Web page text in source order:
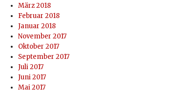
März 2018
Februar 2018
Januar 2018
November 2017
Oktober 2017
September 2017
Juli 2017
Juni 2017
Mai 2017